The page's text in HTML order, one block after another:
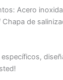
Acero
de
específicos,